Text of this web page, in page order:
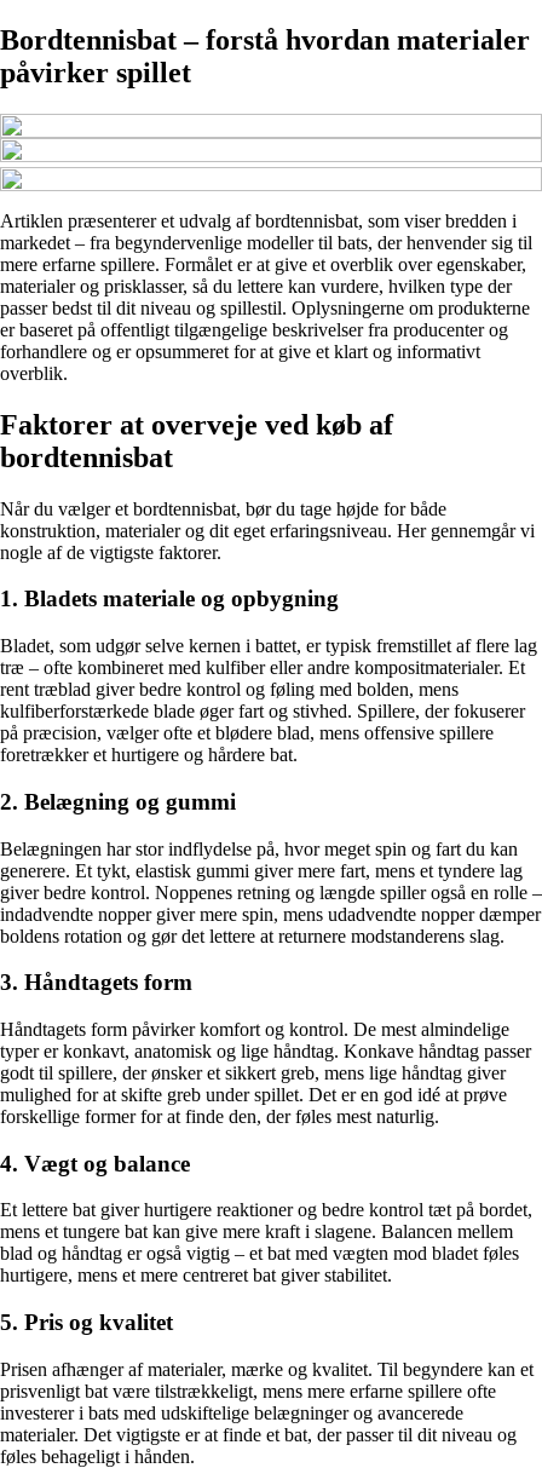
Bordtennisbat – forstå hvordan materialer
påvirker spillet
Artiklen præsenterer et udvalg af bordtennisbat, som viser bredden i
markedet – fra begyndervenlige modeller til bats, der henvender sig til
mere erfarne spillere. Formålet er at give et overblik over egenskaber,
materialer og prisklasser, så du lettere kan vurdere, hvilken type der
passer bedst til dit niveau og spillestil. Oplysningerne om produkterne
er baseret på offentligt tilgængelige beskrivelser fra producenter og
forhandlere og er opsummeret for at give et klart og informativt
overblik.
Faktorer at overveje ved køb af
bordtennisbat
Når du vælger et bordtennisbat, bør du tage højde for både
konstruktion, materialer og dit eget erfaringsniveau. Her gennemgår vi
nogle af de vigtigste faktorer.
1. Bladets materiale og opbygning
Bladet, som udgør selve kernen i battet, er typisk fremstillet af flere lag
træ – ofte kombineret med kulfiber eller andre kompositmaterialer. Et
rent træblad giver bedre kontrol og føling med bolden, mens
kulfiberforstærkede blade øger fart og stivhed. Spillere, der fokuserer
på præcision, vælger ofte et blødere blad, mens offensive spillere
foretrækker et hurtigere og hårdere bat.
2. Belægning og gummi
Belægningen har stor indflydelse på, hvor meget spin og fart du kan
generere. Et tykt, elastisk gummi giver mere fart, mens et tyndere lag
giver bedre kontrol. Noppenes retning og længde spiller også en rolle –
indadvendte nopper giver mere spin, mens udadvendte nopper dæmper
boldens rotation og gør det lettere at returnere modstanderens slag.
3. Håndtagets form
Håndtagets form påvirker komfort og kontrol. De mest almindelige
typer er konkavt, anatomisk og lige håndtag. Konkave håndtag passer
godt til spillere, der ønsker et sikkert greb, mens lige håndtag giver
mulighed for at skifte greb under spillet. Det er en god idé at prøve
forskellige former for at finde den, der føles mest naturlig.
4. Vægt og balance
Et lettere bat giver hurtigere reaktioner og bedre kontrol tæt på bordet,
mens et tungere bat kan give mere kraft i slagene. Balancen mellem
blad og håndtag er også vigtig – et bat med vægten mod bladet føles
hurtigere, mens et mere centreret bat giver stabilitet.
5. Pris og kvalitet
Prisen afhænger af materialer, mærke og kvalitet. Til begyndere kan et
prisvenligt bat være tilstrækkeligt, mens mere erfarne spillere ofte
investerer i bats med udskiftelige belægninger og avancerede
materialer. Det vigtigste er at finde et bat, der passer til dit niveau og
føles behageligt i hånden.